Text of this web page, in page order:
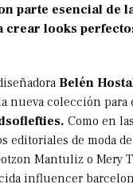
parte esencial de
crear looks
Belén
nueva colección para
Como en
editoriales de moda
Mantuliz o Mery
influencer